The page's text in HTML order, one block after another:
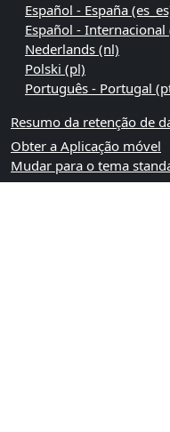
Español - España
Español - Internacional
Nederlands ‎(nl)‎
Polski ‎(pl)‎
Português - Portugal
Resumo da retenção de
Obter a Aplicação móvel
Mudar para o tema